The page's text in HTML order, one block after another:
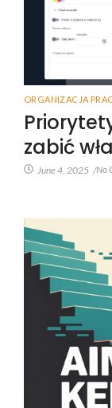
ORGANIZACJA
zabić
June 4, 2025 /No